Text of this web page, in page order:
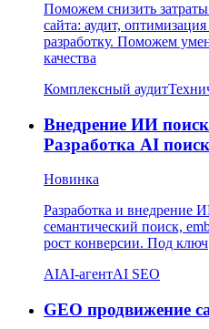
Поможем снизить
сайта: аудит,
разработку. Поможем
качества
Комплексный аудит
Внедрение ИИ
Разработка AI
Новинка
Разработка и внедрение
семантический поиск,
рост конверсии. Под ключ
AIAI-агентAI SEO
GEO продвижение